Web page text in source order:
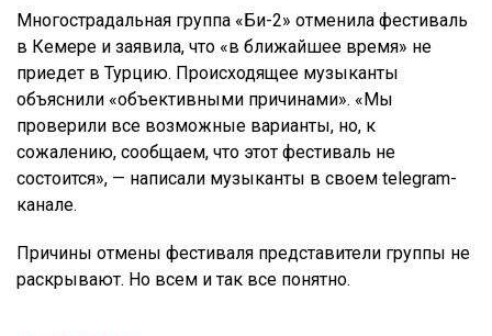
Многострадальная группа «Би-2» отменила фестиваль
в Кемере и заявила, что «в ближайшее время» не
приедет в Турцию. Происходящее музыканты
объяснили «объективными причинами». «Мы
проверили все возможные варианты, но, к
сожалению, сообщаем, что этот фестиваль не
состоится», — написали музыканты в своем telegram-
канале.
Причины отмены фестиваля представители группы не
раскрывают. Но всем и так все понятно.